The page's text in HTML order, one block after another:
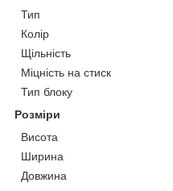
Тип
Колір
Щільність
Міцність на стиск
Тип блоку
Розміри
Висота
Ширина
Довжина